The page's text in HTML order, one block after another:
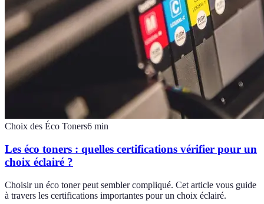
Choix des Éco Toners6 min
Les éco toners : quelles certifications vérifier pour un
choix éclairé ?
Choisir un éco toner peut sembler compliqué. Cet article vous guide
à travers les certifications importantes pour un choix éclairé.